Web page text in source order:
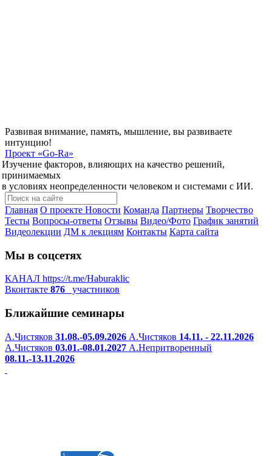
Развивая внимание, память, мышление, вы развиваете
интуицию!
Проект «Go-Ra»
Изучение факторов, влияющих на качество решений,
принимаемых
в условиях неопределенности человеком и системами с ИИ.
Главная О проекте Новости Команда Партнеры Творчество
Тесты Вопросы-ответы Отзывы Видео/Фото График занятий
Видеолекции ДМ к лекциям Контакты Карта сайта
Мы в соцсетях
КАНАЛ https://t.me/Haburaklic
Вконтакте 876 участников
Ближайшие семинары
А.Чистяков 31.08.-05.09.2026 А.Чистяков 14.11. - 22.11.2026
А.Чистяков 03.01.-08.01.2027 А.Непритворенный
08.11.-13.11.2026